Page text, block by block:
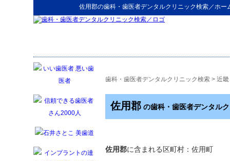
佐用郡の歯科・歯医者デンタルクリニック検索／ホー
歯科・歯医者デンタルクリニック検索 > 近畿
佐用郡 の歯科・歯医者デンタル
佐用郡に含まれる区町村：佐用町